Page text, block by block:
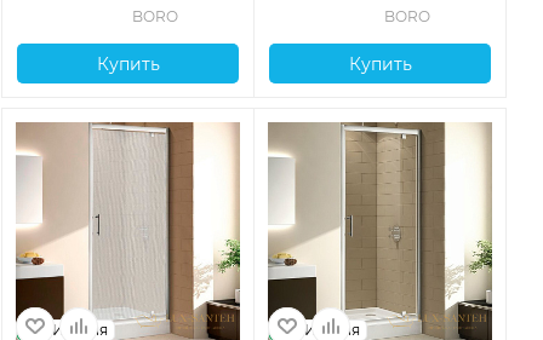
BORO
Купить
BORO
Купить
Италия Италия